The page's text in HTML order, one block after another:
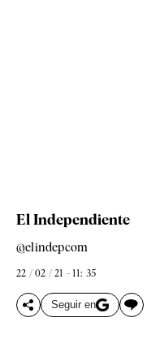
El Independiente
@elindepcom
22 / 02 / 21 - 11: 35
Seguir en